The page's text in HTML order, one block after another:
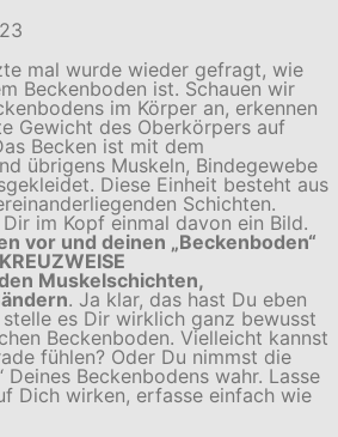
mal wurde wieder gefragt, wie
Beckenboden ist. Schauen wir
im Körper an, erkennen
Gewicht des Oberkörpers auf
Becken ist mit dem
übrigens Muskeln, Bindegewebe
Diese Einheit besteht aus
Schichten.
im Kopf einmal davon ein Bild.
vor und deinen „Beckenboden“
Muskelschichten,
. Ja klar, das hast Du eben
es Dir wirklich ganz bewusst
Beckenboden. Vielleicht kannst
fühlen? Oder Du nimmst die
Deines Beckenbodens wahr. Lasse
Dich wirken, erfasse einfach wie